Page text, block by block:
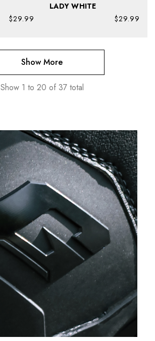
$29.99
LADY WHITE
$29.99
Show More
Show 1 to 20 of 37total